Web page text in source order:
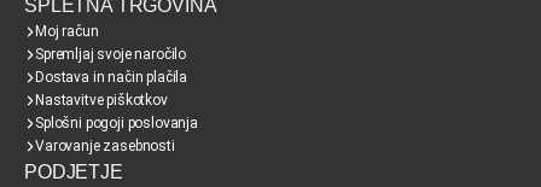
SPLETNA TRGOVINA
Moj račun
Spremljaj svoje naročilo
Dostava in način plačila
Nastavitve piškotkov
Splošni pogoji poslovanja
Varovanje zasebnosti
PODJETJE